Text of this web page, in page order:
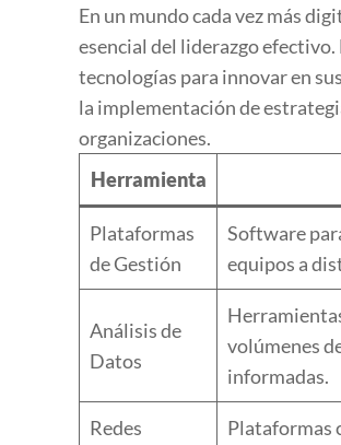
En un mundo cada vez más
esencial del liderazgo
tecnologías para innovar en
la implementación de
organizaciones.
Herramienta
Plataformas
de Gestión
Software
equipos a
Análisis de
Datos
volúmenes
informadas.
Redes
Plataformas